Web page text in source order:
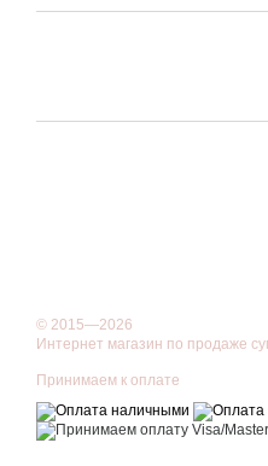
© 2015—2026
Интернет магазин по продаже
Принимаем к оплате